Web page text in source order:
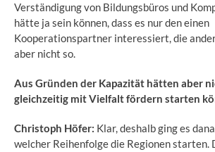
Verständigung von Bildungsbüros und
hätte ja sein können, dass es nur den einen
Kooperationspartner interessiert, die
aber nicht so.
Aus Gründen der Kapazität hätten aber
gleichzeitig mit Vielfalt fördern starten
Christoph Höfer: Klar, deshalb ging es
welcher Reihenfolge die Regionen starten.